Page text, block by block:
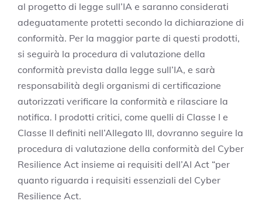
al progetto di legge sull’IA e saranno considerati
adeguatamente protetti secondo la dichiarazione di
conformità. Per la maggior parte di questi prodotti,
si seguirà la procedura di valutazione della
conformità prevista dalla legge sull’IA, e sarà
responsabilità degli organismi di certificazione
autorizzati verificare la conformità e rilasciare la
notifica. I prodotti critici, come quelli di Classe I e
Classe II definiti nell’Allegato III, dovranno seguire la
procedura di valutazione della conformità del Cyber
Resilience Act insieme ai requisiti dell’AI Act “per
quanto riguarda i requisiti essenziali del Cyber
Resilience Act.